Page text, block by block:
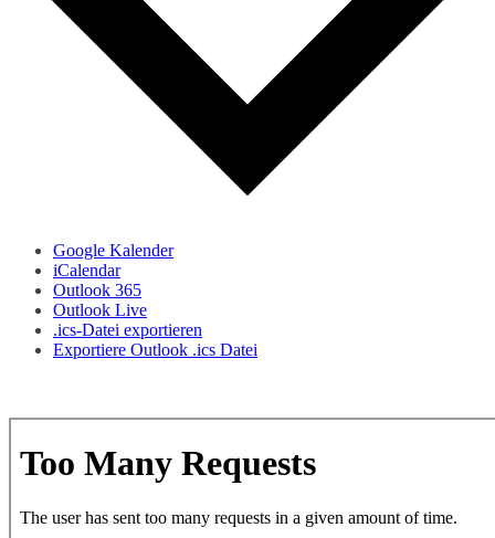
Google Kalender
iCalendar
Outlook 365
Outlook Live
.ics-Datei exportieren
Exportiere Outlook .ics Datei